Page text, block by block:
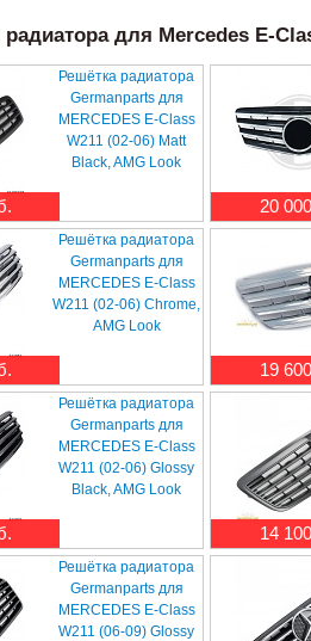
для Mercedes E-
Решётка радиатора
Germanparts для
MERCEDES E-Class
W211 (02-06) Matt
Black, AMG Look
20
Решётка радиатора
Germanparts для
MERCEDES E-Class
W211 (02-06) Chrome,
AMG Look
19
Решётка радиатора
Germanparts для
MERCEDES E-Class
W211 (02-06) Glossy
Black, AMG Look
14
Решётка радиатора
Germanparts для
MERCEDES E-Class
W211 (06-09) Glossy